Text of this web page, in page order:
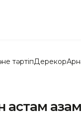
тәртіпДерекқор
астам